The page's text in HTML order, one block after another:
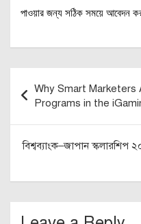
পাওয়ার জন্য সঠিক সময়ে আবেদন
navigation
Why Smart
Programs in the
বিশ্বব্যাংক–জাপান স্কলারশিপ